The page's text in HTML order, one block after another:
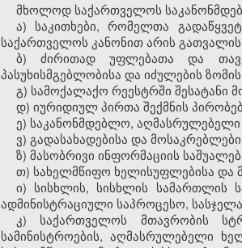
მხოლოდ საქართველოს
ა) საკითხები, რომელთა
საქართველოს კანონით არის
ბ) ძირითად უფლებათა და
პასუხისმგებლობისა და იძულების
გ) სამოქალაქო რეესტრში შესატანი
დ) იურიდიულ პირთა შექმნის
ე) საკანონმდებლო,
ვ) გადასახადებისა და
ზ) მასობრივი ინფორმაციის
თ) სახელმწიფო ხელისუფლებისა და
ი) სისხლის, სისხლის სამართლის
ადმინისტრაციული საპროცესო,
კ) საქართველოს მთავრობის
სამინისტროების, აღმასრულებელი